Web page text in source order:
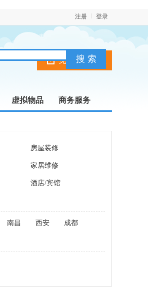
登录
注册
免费发布信息
虚拟物品 商务服务
房屋装修
家居维修
酒店/宾馆
南昌 西安 成都